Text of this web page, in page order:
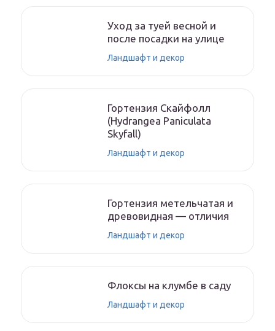
Уход за туей весной и
после посадки на улице
Ландшафт и декор
Гортензия Скайфолл
(Hydrangea Paniculata
Skyfall)
Ландшафт и декор
Гортензия метельчатая и
древовидная — отличия
Ландшафт и декор
Флоксы на клумбе в саду
Ландшафт и декор